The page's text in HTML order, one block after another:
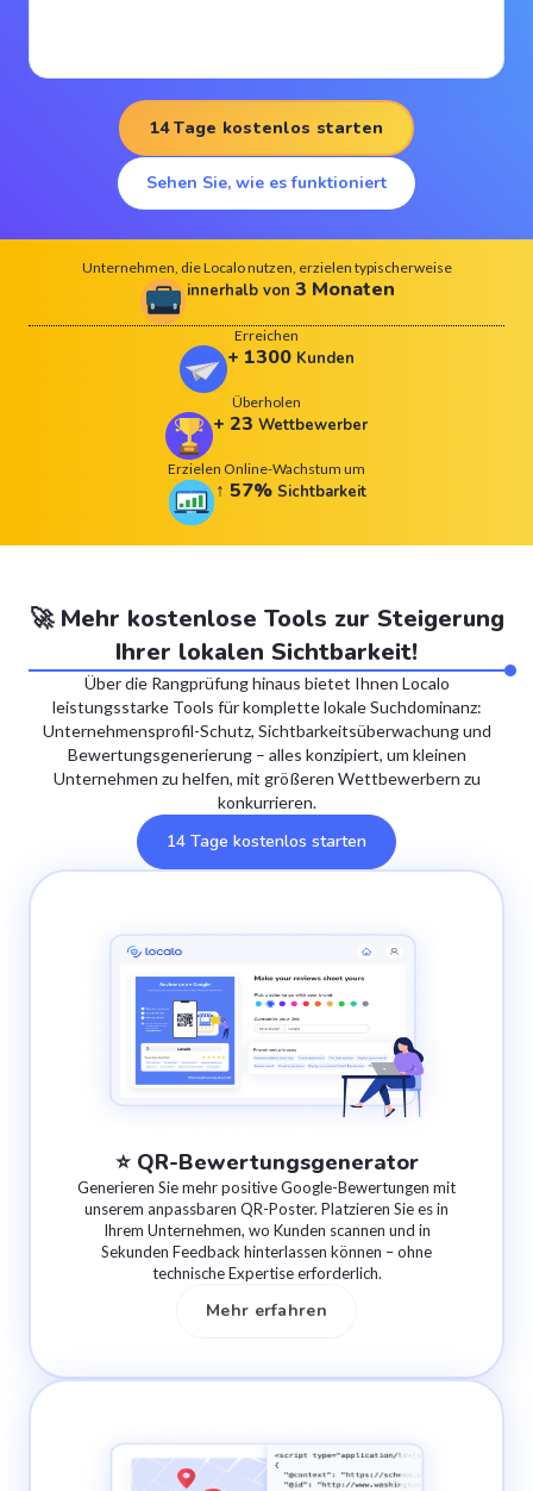
14 Tage kostenlos starten
Sehen Sie, wie es funktioniert
Unternehmen, die Localo nutzen, erzielen typischerweise
innerhalb von 3 Monaten
Erreichen
+ 1300 Kunden
Überholen
+ 23 Wettbewerber
Erzielen Online-Wachstum um
↑ 57% Sichtbarkeit
🚀 Mehr kostenlose Tools zur Steigerung
Ihrer lokalen Sichtbarkeit!
Über die Rangprüfung hinaus bietet Ihnen Localo
leistungsstarke Tools für komplette lokale Suchdominanz:
Unternehmensprofil-Schutz, Sichtbarkeitsüberwachung und
Bewertungsgenerierung – alles konzipiert, um kleinen
Unternehmen zu helfen, mit größeren Wettbewerbern zu
konkurrieren.
14 Tage kostenlos starten
⭐️ QR-Bewertungsgenerator
Generieren Sie mehr positive Google-Bewertungen mit
unserem anpassbaren QR-Poster. Platzieren Sie es in
Ihrem Unternehmen, wo Kunden scannen und in
Sekunden Feedback hinterlassen können – ohne
technische Expertise erforderlich.
Mehr erfahren